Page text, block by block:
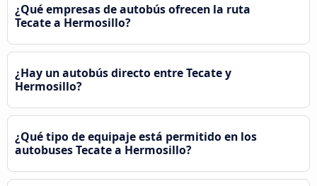
¿Qué empresas de autobús ofrecen la ruta
Tecate a Hermosillo?
¿Hay un autobús directo entre Tecate y
Hermosillo?
¿Qué tipo de equipaje está permitido en los
autobuses Tecate a Hermosillo?